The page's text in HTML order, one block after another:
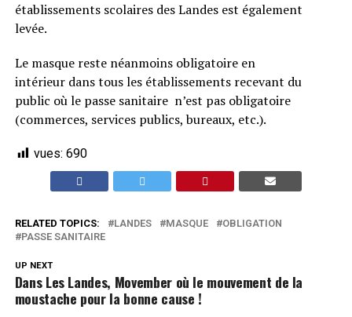
établissements scolaires des Landes est également
levée.
Le masque reste néanmoins obligatoire en
intérieur dans tous les établissements recevant du
public où le passe sanitaire n’est pas obligatoire
(commerces, services publics, bureaux, etc.).
vues: 690
RELATED TOPICS: LANDES MASQUE
OBLIGATION
PASSE SANITAIRE
UP NEXT
Dans Les Landes, Movember où le mouvement de la
moustache pour la bonne cause !